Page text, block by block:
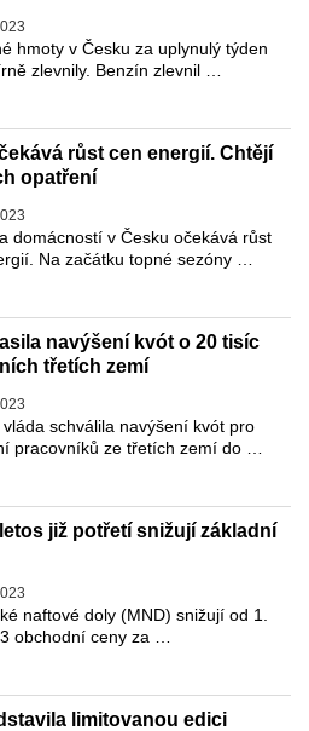
hmoty v Česku za uplynulý týden
zlevnily. Benzín zlevnil …
růst cen energií. Chtějí
opatření
domácností v Česku očekává růst
Na začátku topné sezóny …
navýšení kvót o 20 tisíc
třetích zemí
vláda schválila navýšení kvót pro
pracovníků ze třetích zemí do …
již potřetí snižují základní
naftové doly (MND) snižují od 1.
obchodní ceny za …
limitovanou edici